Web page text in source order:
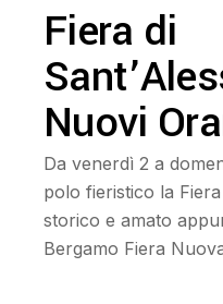
Fiera di
Nuovi
Da venerdì 2 a
polo fieristico la
storico e amato
Bergamo Fiera